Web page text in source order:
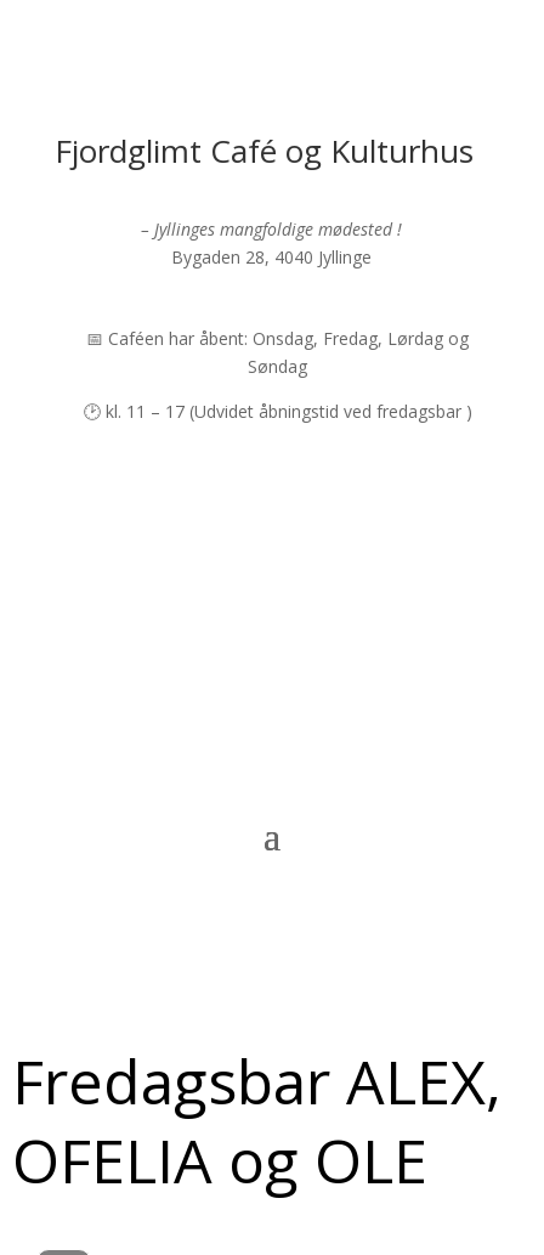
Fjordglimt Café og Kulturhus
– Jyllinges mangfoldige mødested !
Bygaden 28, 4040 Jyllinge
📅 Caféen har åbent: Onsdag, Fredag, Lørdag og
Søndag
🕑 kl. 11 – 17 (Udvidet åbningstid ved fredagsbar )
Fredagsbar ALEX,
OFELIA og OLE